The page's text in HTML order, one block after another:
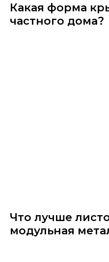
Какая форма
частного дома?
Что лучше
модульная